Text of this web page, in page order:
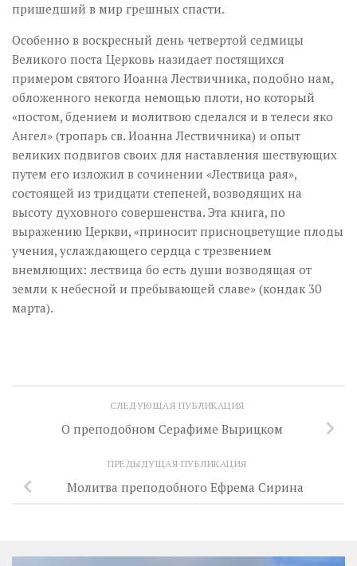
пришедший в мир грешных спасти.
Особенно в воскресный день четвертой седмицы
Великого поста Церковь назидает постящихся
примером святого Иоанна Лествичника, подобно нам,
обложенного некогда немощью плоти, но который
«постом, бдением и молитвою сделался и в телеси яко
Ангел» (тропарь св. Иоанна Лествичника) и опыт
великих подвигов своих для наставления шествующих
путем его изложил в сочинении «Лествица рая»,
состоящей из тридцати степеней, возводящих на
высоту духовного совершенства. Эта книга, по
выражению Церкви, «приносит присноцветущие плоды
учения, услаждающего сердца с трезвением
внемлющих: лествица бо есть души возводящая от
земли к небесной и пребывающей славе» (кондак 30
марта).
СЛЕДУЮЩАЯ ПУБЛИКАЦИЯ
О преподобном Серафиме Вырицком
ПРЕДЫДУЩАЯ ПУБЛИКАЦИЯ
Молитва преподобного Ефрема Сирина